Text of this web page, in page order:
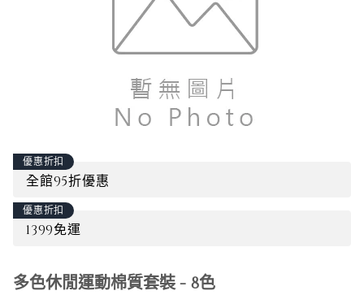
優惠折扣
全館95折優惠
優惠折扣
1399免運
多色休閒運動棉質套裝 - 8色